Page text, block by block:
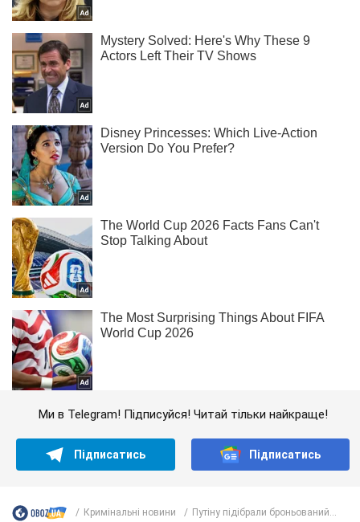
Ми в Telegram! Підписуйся! Читай тільки найкраще!
Підписатись Підписатись
Кримінальні новини Путіну підібрали броньований...